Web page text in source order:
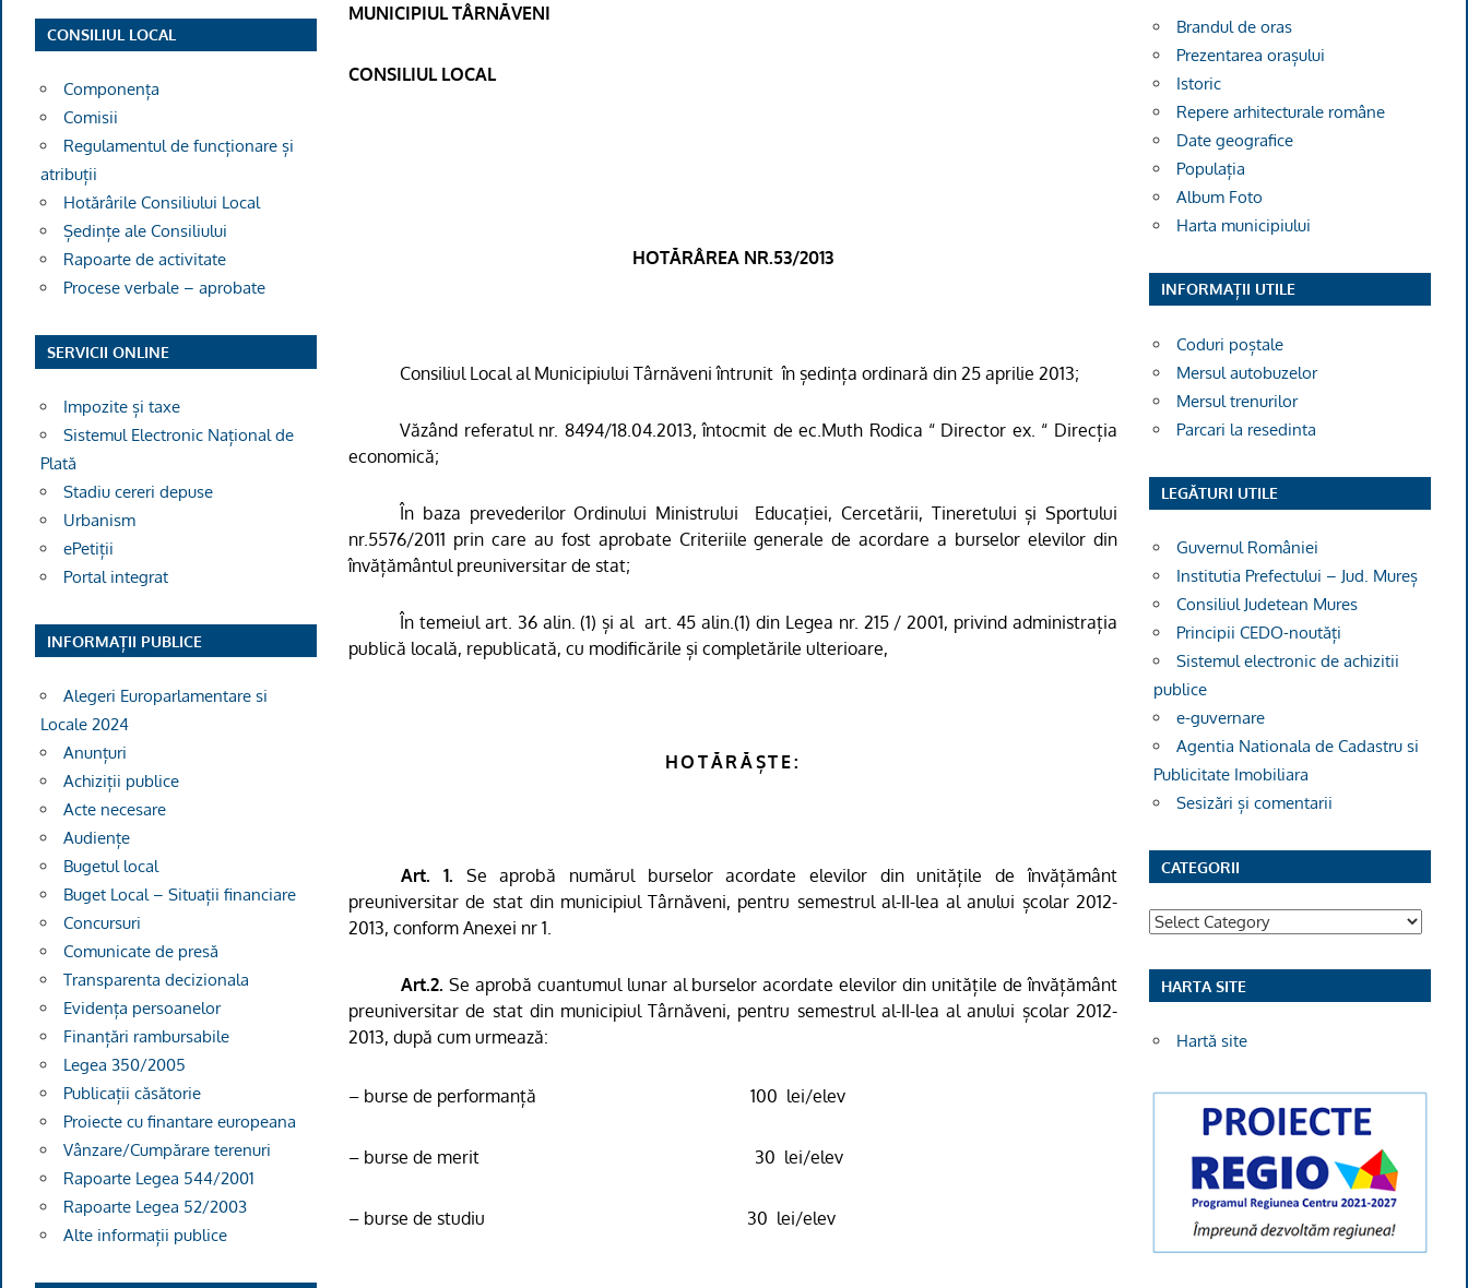
MUNICIPIUL TÂRNĂVENI
CONSILIUL LOCAL
HOTĂRÂREA NR.53/2013
Consiliul Local al Municipiului Târnăveni întrunit în ședința ordinară din 25 aprilie 2013;
Văzând referatul nr. 8494/18.04.2013, întocmit de ec.Muth Rodica “ Director ex. “ Direcția
economică;
În baza prevederilor Ordinului Ministrului
Educației, Cercetării, Tineretului și Sportului
nr.5576/2011 prin care au fost aprobate Criteriile generale de acordare a burselor elevilor din
învățământul preuniversitar de stat;
În temeiul art. 36 alin. (1) și al art. 45 alin.(1) din Legea nr. 215 / 2001, privind administrația
publică locală, republicată,cu modificările și completările ulterioare,
HOTĂRĂȘTE:
Art. 1. Se aprobă numărul burselor acordate elevilor din unitățile de învățământ
preuniversitar de stat din municipiul Târnăveni, pentru semestrul al-II-lea al anului școlar 2012-
2013, conform Anexei nr 1.
Art.2.Se aprobă cuantumul lunar al burselor acordate elevilor din unitățile de învățământ
preuniversitar de stat din municipiul Târnăveni, pentru semestrul al-II-lea al anului școlar 2012-
2013, după cum urmează:
– burse de performanță 100 lei/elev
– burse de merit 30 lei/elev
– burse de studiu 30 lei/elev
CONSILIUL LOCAL
Componența
Comisii
Regulamentul de funcționare și
atribuții
Hotărârile Consiliului Local
Ședințe ale Consiliului
Rapoarte de activitate
Procese verbale – aprobate
SERVICII ONLINE
Impozite și taxe
Sistemul Electronic Național de
Plată
Stadiu cereri depuse
Urbanism
ePetiții
Portal integrat
INFORMAȚII PUBLICE
Alegeri Europarlamentare si
Locale 2024
Anunțuri
Achiziții publice
Acte necesare
Audiențe
Bugetul local
Buget Local – Situații financiare
Concursuri
Comunicate de presă
Transparenta decizionala
Evidența persoanelor
Finanțări rambursabile
Legea 350/2005
Publicații căsătorie
Proiecte cu finantare europeana
Vânzare/Cumpărare terenuri
Rapoarte Legea 544/2001
Rapoarte Legea 52/2003
Alte informații publice
Brandul de oras
Prezentarea orașului
Istoric
Repere arhitecturale române
Date geografice
Populația
Album Foto
Harta municipiului
INFORMAȚII UTILE
Coduri poștale
Mersul autobuzelor
Mersul trenurilor
Parcari la resedinta
LEGĂTURI UTILE
Guvernul României
Institutia Prefectului – Jud. Mureș
Consiliul Judetean Mures
Principii CEDO-noutăți
Sistemul electronic de achizitii
publice
e-guvernare
Agentia Nationala de Cadastru si
Publicitate Imobiliara
Sesizări și comentarii
CATEGORII
Categorii
HARTA SITE
Hartă site